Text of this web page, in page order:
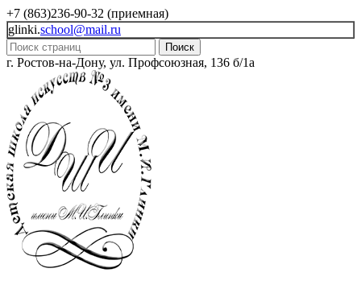
+7 (863)236-90-32 (приемная)
glinki.school@mail.ru
Поиск
г. Ростов-на-Дону, ул. Профсоюзная, 136 б/1а